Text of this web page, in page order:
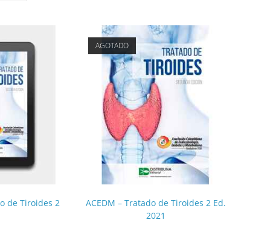
de Tiroides 2
AGOTADO
ACEDM – Tratado de Tiroides 2 Ed.
2021